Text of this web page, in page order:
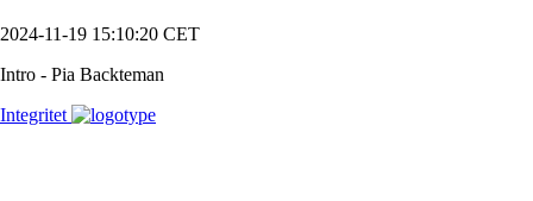
2024-11-19 15:10:20 CET
Intro - Pia Backteman
Integritet